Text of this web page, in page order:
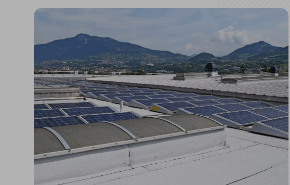
Sigillanti e Adesivi
Sigillanti
Adesivi e Colle
Schiume
Genio Civile
Membrane Bituminose
Membrane Sintetiche
Piscine
Accessori